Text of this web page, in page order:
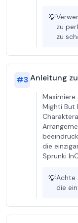
💡
zu
zu
#3Anleitung
Maximiere
Mighti But
die
Sprunki
💡Achte
die